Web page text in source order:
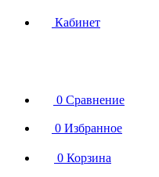
Кабинет
0 Сравнение
0 Избранное
0 Корзина